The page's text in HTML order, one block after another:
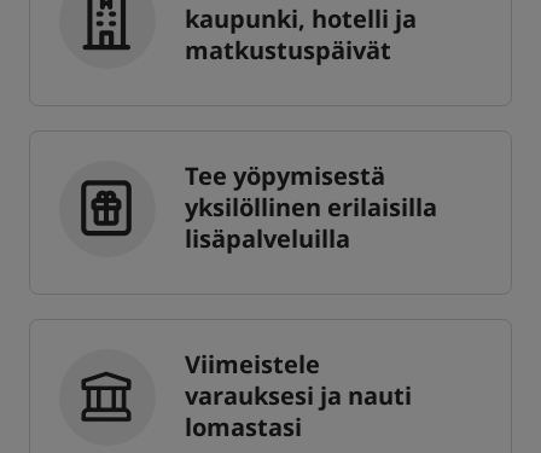
kaupunki, hotelli ja
matkustuspäivät
Tee yöpymisestä
yksilöllinen erilaisilla
lisäpalveluilla
Viimeistele
varauksesi ja nauti
lomastasi